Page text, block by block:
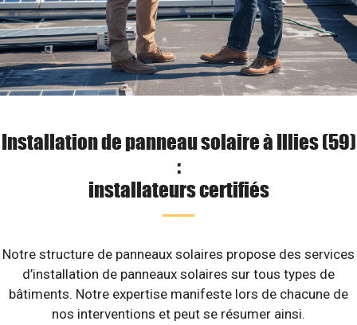
Installation de panneau solaire à Illies (59)
:
installateurs certifiés
Notre structure de panneaux solaires propose des services
d’installation de panneaux solaires sur tous types de
bâtiments. Notre expertise manifeste lors de chacune de
nos interventions et peut se résumer ainsi.